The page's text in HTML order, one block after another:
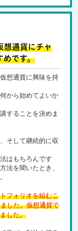
想通貨にチャ
めです。
想通貨に興味を持
から始めてよいか
することを決めま
そして継続的に収
はもちろんです
法を聞いたとき、
フォリオを組むこ
した。仮想通貨で
した。